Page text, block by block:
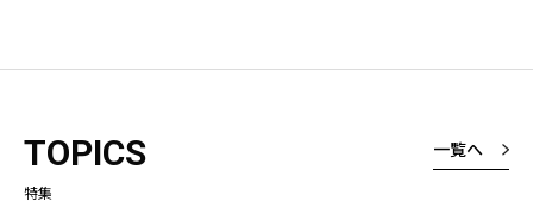
ょうどいい感
たが、厚くて
なく、しっか
TOPICS
特集
一覧へ